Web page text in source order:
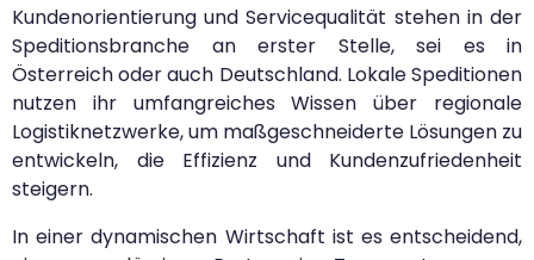
Kundenorientierung und Servicequalität stehen in der
Speditionsbranche an erster Stelle, sei es in
Österreich oder auch Deutschland. Lokale Speditionen
nutzen ihr umfangreiches Wissen über regionale
Logistiknetzwerke, um maßgeschneiderte Lösungen zu
entwickeln, die Effizienz und Kundenzufriedenheit
steigern.
In einer dynamischen Wirtschaft ist es entscheidend,